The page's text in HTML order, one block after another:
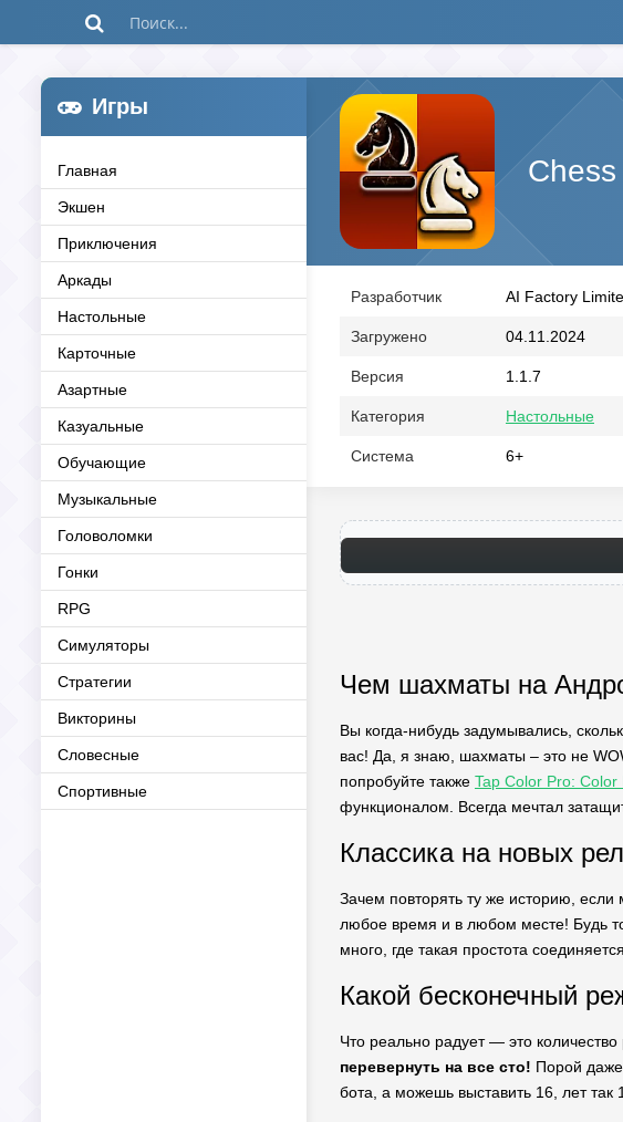
Игры
Главная
Экшен
Приключения
Аркады
Настольные
Карточные
Азартные
Казуальные
Обучающие
Музыкальные
Головоломки
Гонки
RPG
Симуляторы
Стратегии
Викторины
Словесные
Спортивные
Разработчик AI Factory
Загружено 04.11.2024
Версия 1.1.7
Категория Настольные
Система 6+
Чем шахматы на
Вы когда-нибудь задумывались,
вас! Да, я знаю, шахматы – это не
попробуйте также Tap Color Pro:
функционалом. Всегда мечтал
Классика на новых
Зачем повторять ту же историю,
любое время и в любом месте! Будь
много, где такая простота
Какой бесконечный
Что реально радует — это
перевернуть на все сто! Порой даже
бота, а можешь выставить 16, лет